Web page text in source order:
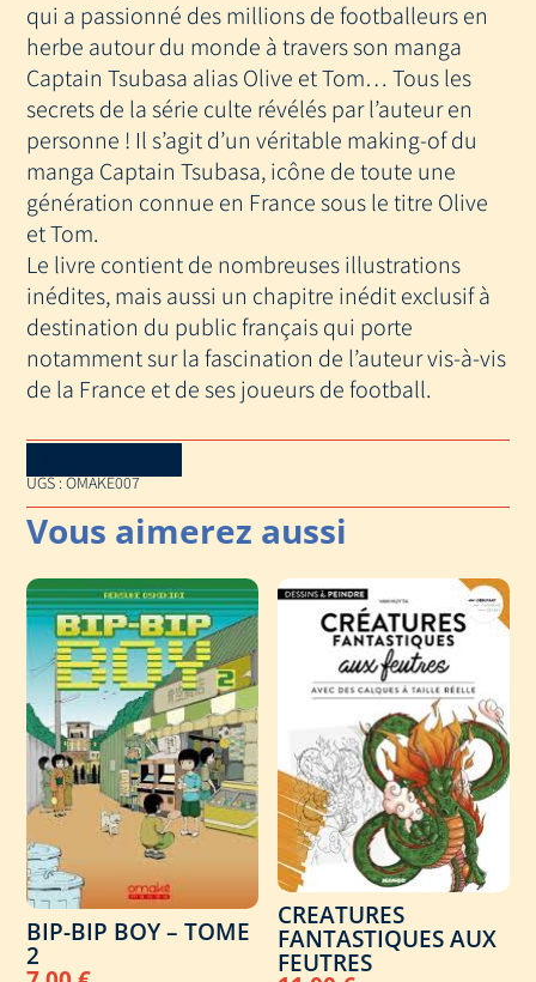
qui a passionné des millions de footballeurs en
herbe autour du monde à travers son manga
Captain Tsubasa alias Olive et Tom… Tous les
secrets de la série culte révélés par l’auteur en
personne ! Il s’agit d’un véritable making-of du
manga Captain Tsubasa, icône de toute une
génération connue en France sous le titre Olive
et Tom.
Le livre contient de nombreuses illustrations
inédites, mais aussi un chapitre inédit exclusif à
destination du public français qui porte
notamment sur la fascination de l’auteur vis-à-vis
de la France et de ses joueurs de football.
UGS :OMAKE007
BIP-BIP BOY – TOME
2
CREATURES
FANTASTIQUES AUX
FEUTRES